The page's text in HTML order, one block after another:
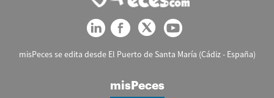
misPeces se edita desde El Puerto de Santa María (Cádiz - España)
misPeces